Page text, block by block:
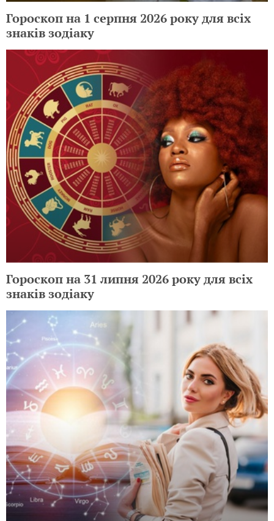
Гороскоп на 1 серпня 2026 року для всіх
знаків зодіаку
Гороскоп на 31 липня 2026 року для всіх
знаків зодіаку